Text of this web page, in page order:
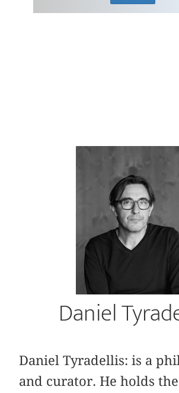
Daniel
Daniel Tyradellis: is a
and curator. He holds